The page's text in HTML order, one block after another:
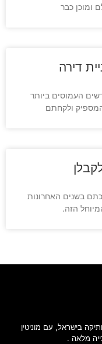
ומוכן כבר
דירה
העמוסים ביותר
ולקחתם
בשנים האחרונות
הזה.
בישראל, עם מוניטין
מלאה .